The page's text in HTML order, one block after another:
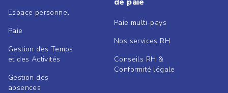
Espace personnel
Paie
Gestion des Temps
et des Activités
Gestion des
absences
Paie multi-pays
Nos services RH
Conseils RH &
Conformité légale